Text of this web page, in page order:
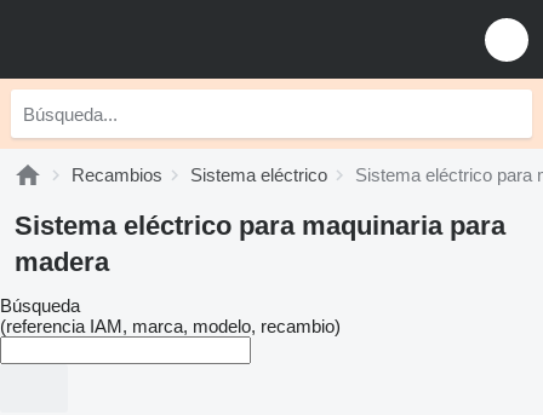
Recambios Sistema eléctrico Sistema eléctrico para
Sistema eléctrico para maquinaria para
madera
Búsqueda
(referencia IAM, marca, modelo, recambio)